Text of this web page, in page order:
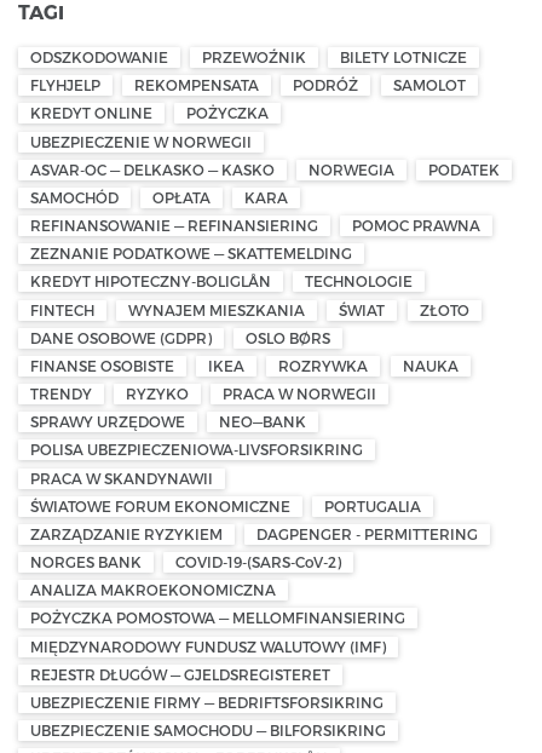
TAGI
ODSZKODOWANIE PRZEWOŹNIK
BILETY LOTNICZE
FLYHJELP
REKOMPENSATA PODRÓŻ
SAMOLOT
KREDYT ONLINE
POŻYCZKA
UBEZPIECZENIE W NORWEGII
ASVAR-OC — DELKASKO — KASKO
NORWEGIA
PODATEK
SAMOCHÓD
OPŁATA
KARA
REFINANSOWANIE — REFINANSIERING
POMOC PRAWNA
ZEZNANIE PODATKOWE — SKATTEMELDING
KREDYT HIPOTECZNY-BOLIGLÅN
TECHNOLOGIE
FINTECH
WYNAJEM MIESZKANIA ŚWIAT
ZŁOTO
DANE OSOBOWE (GDPR)
OSLO BØRS
FINANSE OSOBISTE
IKEA ROZRYWKA
NAUKA
TRENDY
RYZYKO
PRACA W NORWEGII
SPRAWY URZĘDOWE
NEO—BANK
POLISA UBEZPIECZENIOWA-LIVSFORSIKRING
PRACA W SKANDYNAWII
ŚWIATOWE FORUM EKONOMICZNE
PORTUGALIA
ZARZĄDZANIE RYZYKIEM
DAGPENGER - PERMITTERING
NORGES BANK
COVID-19-(SARS-CoV-2)
ANALIZA MAKROEKONOMICZNA
POŻYCZKA POMOSTOWA — MELLOMFINANSIERING
MIĘDZYNARODOWY FUNDUSZ WALUTOWY (IMF)
REJESTR DŁUGÓW — GJELDSREGISTERET
UBEZPIECZENIE FIRMY — BEDRIFTSFORSIKRING
UBEZPIECZENIE SAMOCHODU — BILFORSIKRING